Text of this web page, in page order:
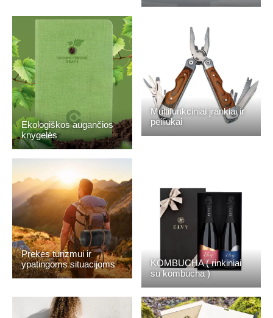
Ekologiškos augančios
knygelės
Multifunkciniai įrankiai ir
peiliukai
Prekės turizmui ir
ypatingoms situacijoms
KOMBUCHA ( rinkiniai
su kombucha )